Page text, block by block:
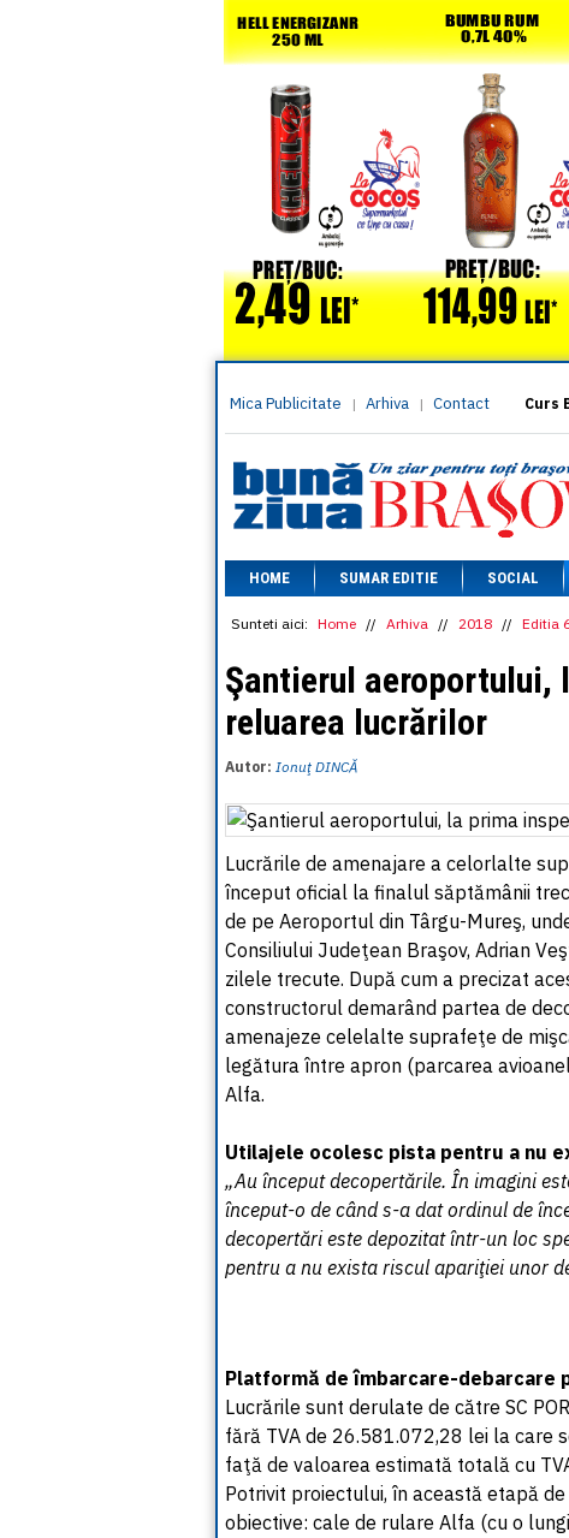
Mica Publicitate | Arhiva | Contact Curs
HOME SUMAR EDITIE SOCIAL
Sunteti aici: Home // Arhiva // 2018 // Editia
Şantierul aeroportului,
reluarea lucrărilor
Autor: Ionuţ DINCĂ
Lucrările de amenajare a celorlalte
început oficial la finalul săptămânii
de pe Aeroportul din Târgu-Mureş,
Consiliului Judeţean Braşov, Adrian
zilele trecute. După cum a precizat
constructorul demarând partea de
amenajeze celelalte suprafeţe de
legătura între apron (parcarea
Alfa.
Utilajele ocolesc pista pentru a nu
„Au început decopertările. În imagini
început-o de când s-a dat ordinul de
decopertări este depozitat într-un loc
pentru a nu exista riscul apariţiei unor
Platformă de îmbarcare-debarcare
Lucrările sunt derulate de către SC
fără TVA de 26.581.072,28 lei la care
faţă de valoarea estimată totală cu
Potrivit proiectului, în această etapă
obiective: cale de rulare Alfa (cu o